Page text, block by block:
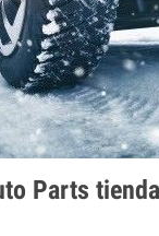
Parts